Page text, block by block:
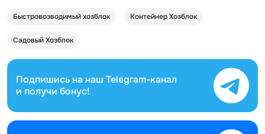
Быстровозводимый хозблок Контейнер Хозблок
Садовый Хозблок
Подпишись на наш Telegram-канал
и получи бонус!